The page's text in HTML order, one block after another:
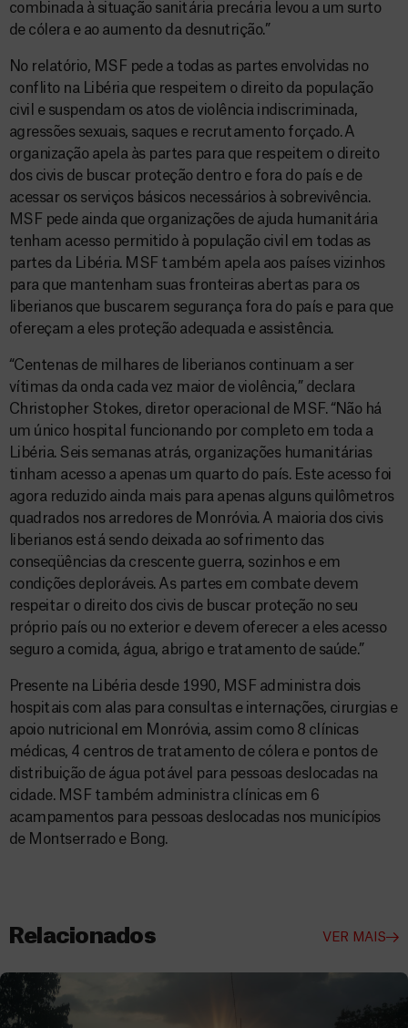
combinada à situação sanitária precária levou a um surto
de cólera e ao aumento da desnutrição.”
No relatório, MSF pede a todas as partes envolvidas no
conflito na Libéria que respeitem o direito da população
civil e suspendam os atos de violência indiscriminada,
agressões sexuais, saques e recrutamento forçado. A
organização apela às partes para que respeitem o direito
dos civis de buscar proteção dentro e fora do país e de
acessar os serviços básicos necessários à sobrevivência.
MSF pede ainda que organizações de ajuda humanitária
tenham acesso permitido à população civil em todas as
partes da Libéria. MSF também apela aos países vizinhos
para que mantenham suas fronteiras abertas para os
liberianos que buscarem segurança fora do país e para que
ofereçam a eles proteção adequada e assistência.
“Centenas de milhares de liberianos continuam a ser
vítimas da onda cada vez maior de violência,” declara
Christopher Stokes, diretor operacional de MSF. “Não há
um único hospital funcionando por completo em toda a
Libéria. Seis semanas atrás, organizações humanitárias
tinham acesso a apenas um quarto do país. Este acesso foi
agora reduzido ainda mais para apenas alguns quilômetros
quadrados nos arredores de Monróvia. A maioria dos civis
liberianos está sendo deixada ao sofrimento das
conseqüências da crescente guerra, sozinhos e em
condições deploráveis. As partes em combate devem
respeitar o direito dos civis de buscar proteção no seu
próprio país ou no exterior e devem oferecer a eles acesso
seguro a comida, água, abrigo e tratamento de saúde.”
Presente na Libéria desde 1990, MSF administra dois
hospitais com alas para consultas e internações, cirurgias e
apoio nutricional em Monróvia, assim como 8 clínicas
médicas, 4 centros de tratamento de cólera e pontos de
distribuição de água potável para pessoas deslocadas na
cidade. MSF também administra clínicas em 6
acampamentos para pessoas deslocadas nos municípios
de Montserrado e Bong.
Relacionados VER MAIS